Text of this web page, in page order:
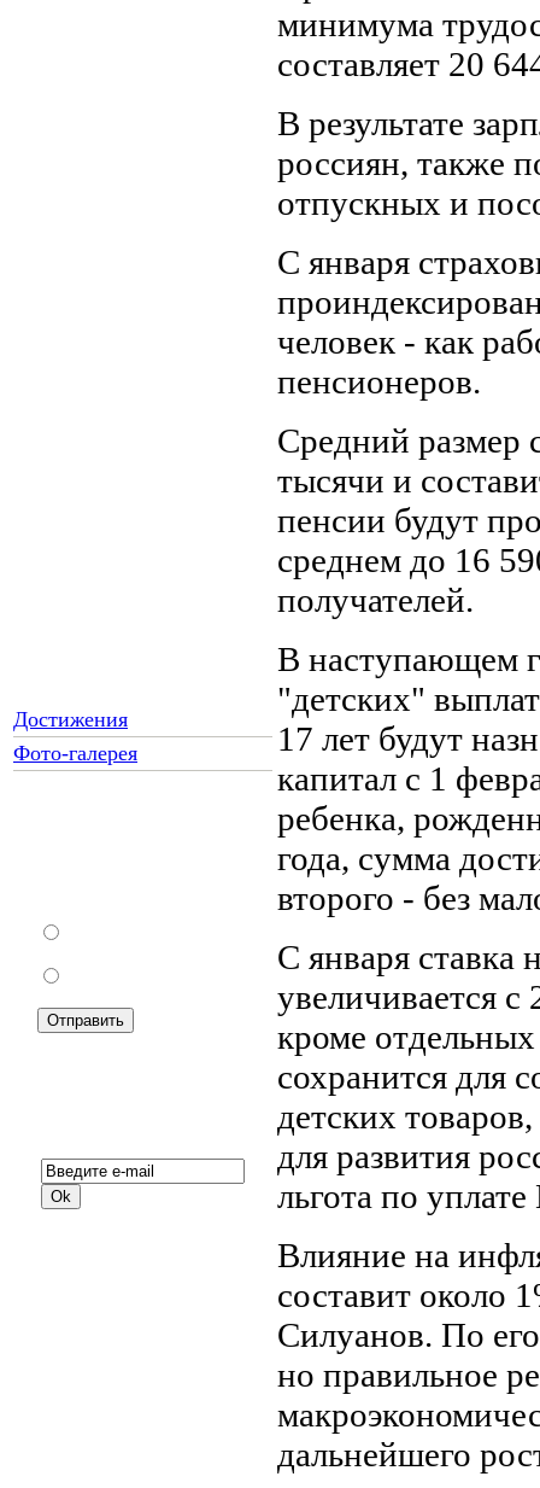
Достижения
Фото-галерея
минимума
составляет 20
В результате
россиян, также
отпускных и
С января
человек - как
пенсионеров.
Средний размер
тысячи и
пенсии будут
среднем до 16
получателей.
В наступающем
"детских"
17 лет будут
капитал с 1
ребенка,
года, сумма
второго - без
С января
увеличивается
кроме отдельных
сохранится для
детских
для развития
льгота по
Влияние на
составит около
Силуанов. По
но правильное
дальнейшего